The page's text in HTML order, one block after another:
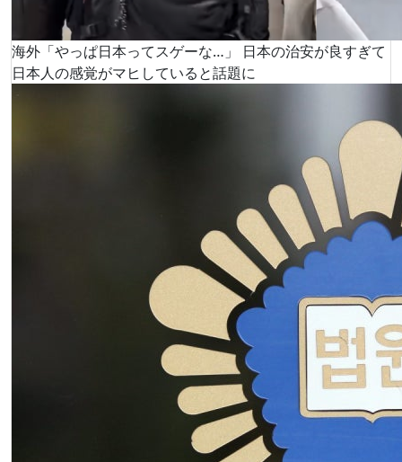
海外「やっぱ日本ってスゲーな…」 日本の治安が良すぎて
日本人の感覚がマヒしていると話題に